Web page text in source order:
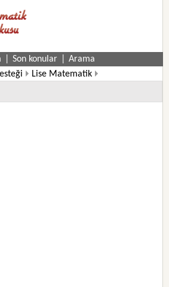
Son konular
Arama
Lise Matematik